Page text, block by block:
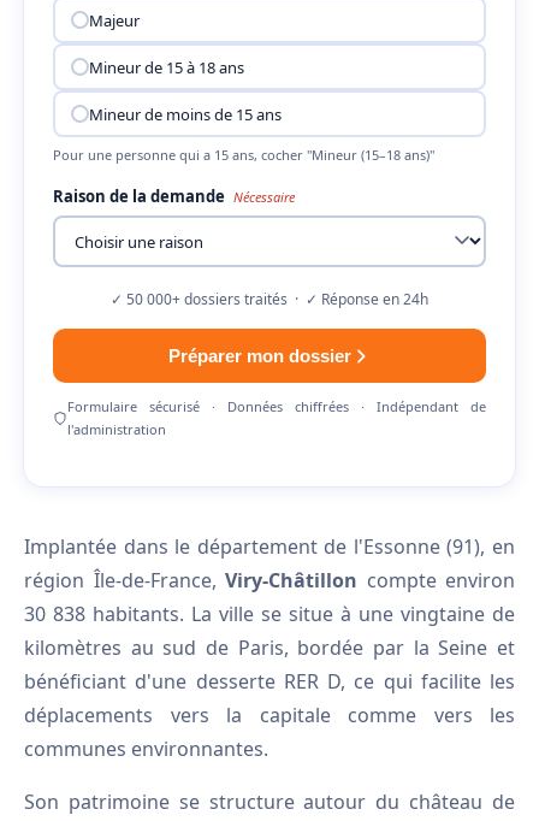
Majeur
Mineur de 15 à 18 ans
Mineur de moins de 15 ans
Pour une personne qui a 15 ans, cocher "Mineur (15–18 ans)"
Raison de la demande Nécessaire
✓ 50 000+ dossiers traités · ✓ Réponse en 24h
Préparer mon dossier
Formulaire sécurisé · Données chiffrées · Indépendant de
l'administration
Implantée dans le département de l'Essonne (91), en
région Île-de-France, Viry-Châtillon compte environ
30 838 habitants. La ville se situe à une vingtaine de
kilomètres au sud de Paris, bordée par la Seine et
bénéficiant d'une desserte RER D, ce qui facilite les
déplacements vers la capitale comme vers les
communes environnantes.
Son patrimoine se structure autour du château de